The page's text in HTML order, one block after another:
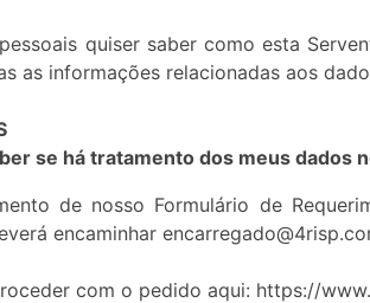
quiser saber como esta
as informações relacionadas aos
se há tratamento dos meus dados
de nosso Formulário de
encaminhar
com o pedido aqui: https://